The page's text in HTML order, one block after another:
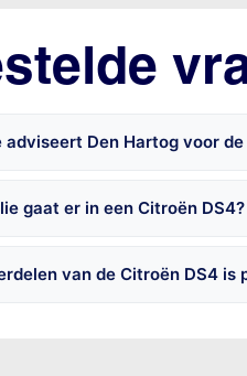
Den Hartog voor de
gaat er in een Citroën DS4?
van de Citroën DS4